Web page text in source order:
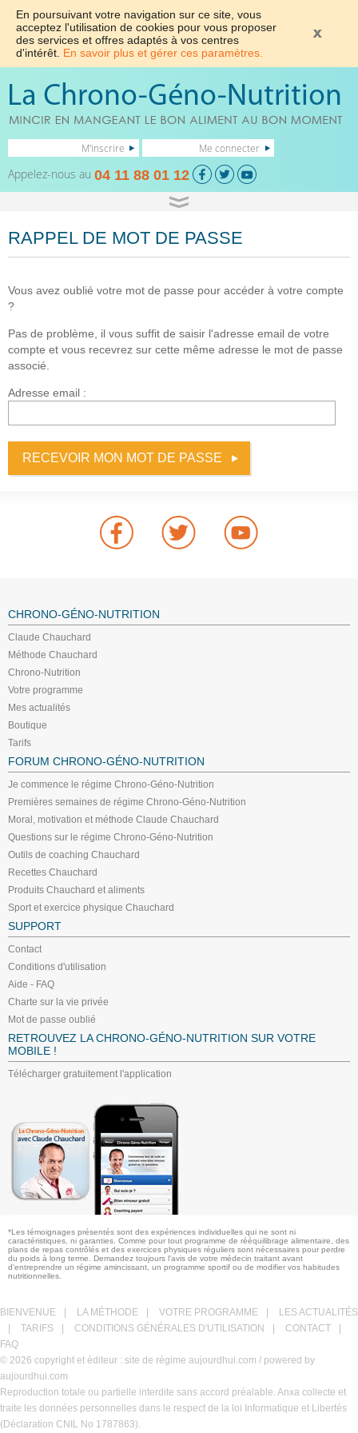
En poursuivant votre navigation sur ce site, vous
acceptez l'utilisation de cookies pour vous proposer
des services et offres adaptés à vos centres
d'intérêt. En savoir plus et gérer ces paramètres.
M'inscrire Me connecter
Appelez-nous au 04 11 88 01 12
RAPPEL DE MOT DE PASSE
Vous avez oublié votre mot de passe pour accéder à votre compte
?
Pas de problème, il vous suffit de saisir l'adresse email de votre
compte et vous recevrez sur cette même adresse le mot de passe
associé.
Adresse email :
CHRONO-GÉNO-NUTRITION
Claude Chauchard
Méthode Chauchard
Chrono-Nutrition
Votre programme
Mes actualités
Boutique
Tarifs
FORUM CHRONO-GÉNO-NUTRITION
Je commence le régime Chrono-Géno-Nutrition
Premières semaines de régime Chrono-Géno-Nutrition
Moral, motivation et méthode Claude Chauchard
Questions sur le régime Chrono-Géno-Nutrition
Outils de coaching Chauchard
Recettes Chauchard
Produits Chauchard et aliments
Sport et exercice physique Chauchard
SUPPORT
Contact
Conditions d'utilisation
Aide - FAQ
Charte sur la vie privée
Mot de passe oublié
RETROUVEZ LA CHRONO-GÉNO-NUTRITION SUR VOTRE
MOBILE !
Télécharger gratuitement l'application
*Les témoignages présentés sont des expériences individuelles qui ne sont ni
caractéristiques, ni garanties. Comme pour tout programme de rééquilibrage alimentaire, des
plans de repas contrôlés et des exercices physiques réguliers sont nécessaires pour perdre
du poids à long terme. Demandez toujours l'avis de votre médecin traitant avant
d'entreprendre un régime amincissant, un programme sportif ou de modifier vos habitudes
nutritionnelles.
BIENVENUE LA MÉTHODE VOTRE PROGRAMME
LES ACTUALITÉS
TARIFS CONDITIONS GÉNÉRALES D'UTILISATION CONTACT
FAQ
© 2026 copyright et éditeur : site de régime aujourdhui.com / powered by
aujourdhui.com
Reproduction totale ou partielle interdite sans accord préalable. Anxa collecte et
traite les données personnelles dans le respect de la loi Informatique et Libertés
(Déclaration CNIL No 1787863).